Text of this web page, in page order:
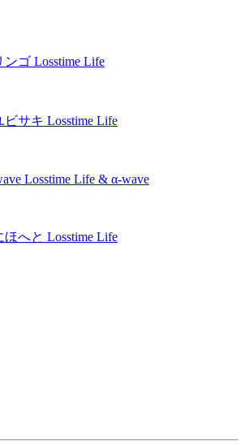
ンゴ Losstime Life
ビサキ Losstime Life
Losstime Life & α-wave
ほへと Losstime Life